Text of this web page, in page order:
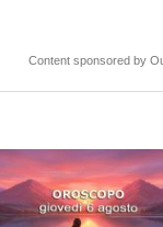
Content sponsored by